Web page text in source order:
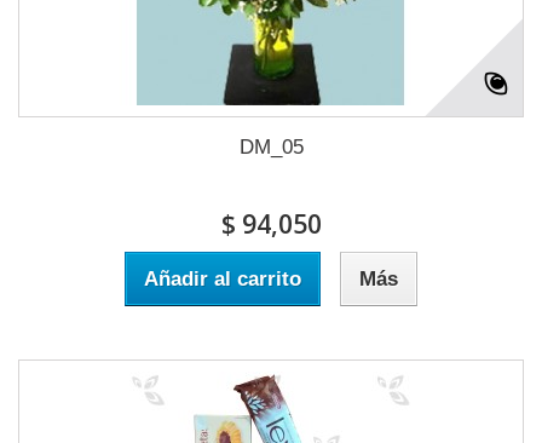
DM_05
$ 94,050
Añadir al carrito Más